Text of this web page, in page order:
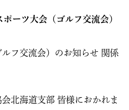
ーツ大会（ゴルフ交流会）
フ交流会）のお知らせ 関係
会北海道支部 皆様におかれま